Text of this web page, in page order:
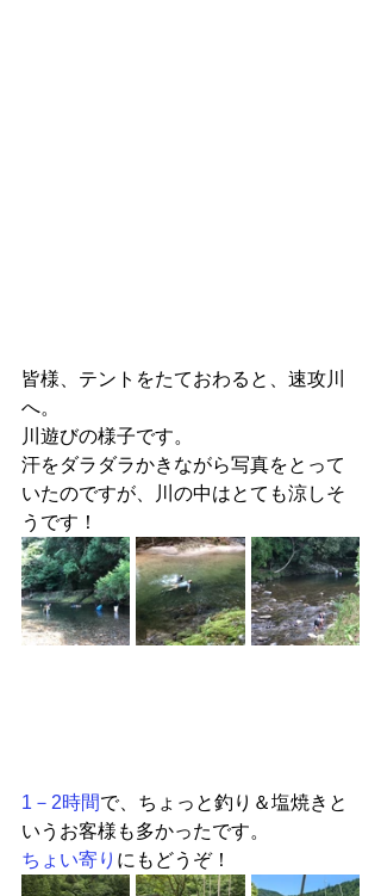
皆様、テントをたておわると、速攻川
へ。
川遊びの様子です。
汗をダラダラかきながら写真をとって
いたのですが、川の中はとても涼しそ
うです！
1－2時間で、ちょっと釣り＆塩焼きと
いうお客様も多かったです。
ちょい寄り にもどうぞ！